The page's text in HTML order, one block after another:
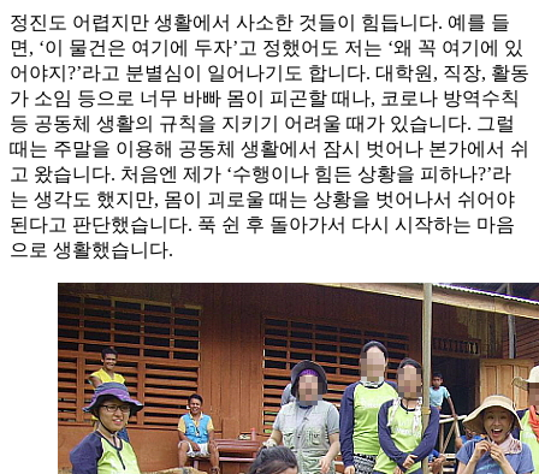
정진도 어렵지만 생활에서 사소한 것들이 힘듭니다. 예를 들
면, ‘이 물건은 여기에 두자’고 정했어도 저는 ‘왜 꼭 여기에 있
어야지?’라고 분별심이 일어나기도 합니다. 대학원, 직장, 활동
가 소임 등으로 너무 바빠 몸이 피곤할 때나, 코로나 방역수칙
등 공동체 생활의 규칙을 지키기 어려울 때가 있습니다. 그럴
때는 주말을 이용해 공동체 생활에서 잠시 벗어나 본가에서 쉬
고 왔습니다. 처음엔 제가 ‘수행이나 힘든 상황을 피하나?’라
는 생각도 했지만, 몸이 괴로울 때는 상황을 벗어나서 쉬어야
된다고 판단했습니다. 푹 쉰 후 돌아가서 다시 시작하는 마음
으로 생활했습니다.